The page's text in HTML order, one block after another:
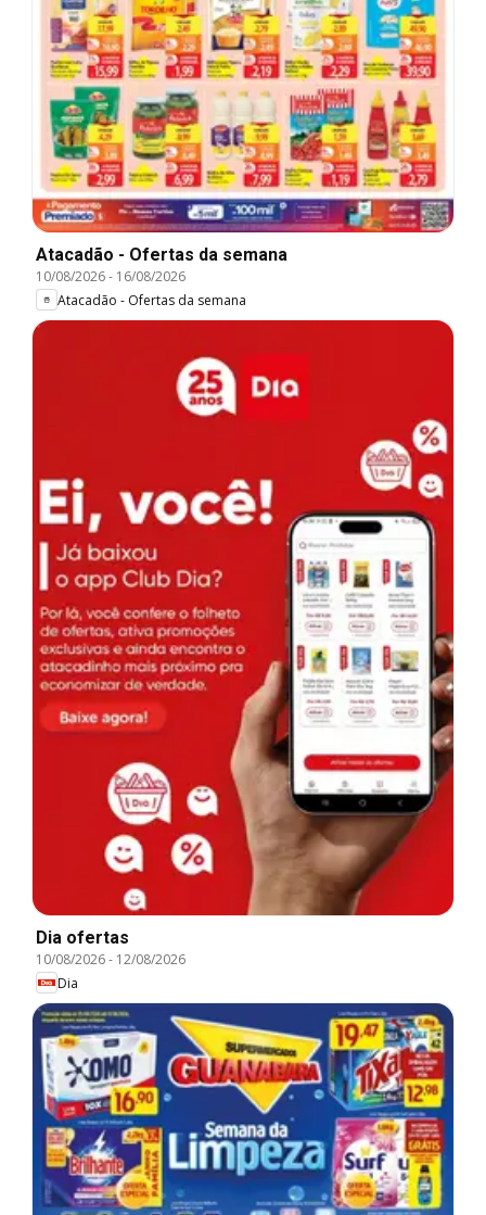
Atacadão - Ofertas da semana
10/08/2026- 16/08/2026
Atacadão - Ofertas da semana
Dia ofertas
10/08/2026- 12/08/2026
Dia